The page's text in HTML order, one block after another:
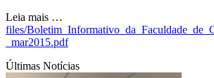
Leia mais …
files/
_mar2015.pdf
Últimas Notícias